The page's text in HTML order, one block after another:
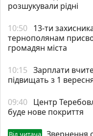
розшукували рідні
10:50 13-ти
тернополянам
громадян міста
10:15 Зарплати
підвищать з 1
09:40 Центр
буде нове покриття
Від читача